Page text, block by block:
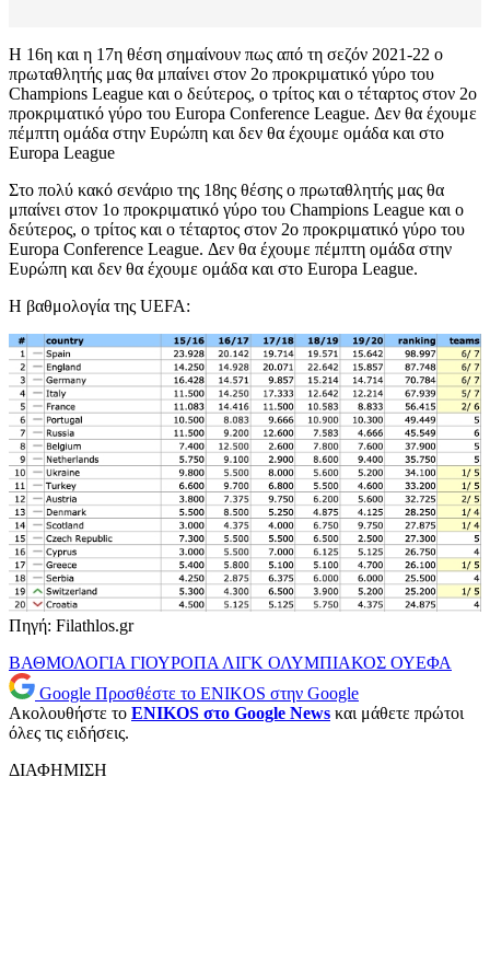
Η 16η και η 17η θέση σημαίνουν πως από τη σεζόν 2021-22 ο
πρωταθλητής μας θα μπαίνει στον 2ο προκριματικό γύρο του
Champions League και ο δεύτερος, ο τρίτος και ο τέταρτος στον 2ο
προκριματικό γύρο του Europa Conference League. Δεν θα έχουμε
πέμπτη ομάδα στην Ευρώπη και δεν θα έχουμε ομάδα και στο
Europa League
Στο πολύ κακό σενάριο της 18ης θέσης ο πρωταθλητής μας θα
μπαίνει στον 1ο προκριματικό γύρο του Champions League και ο
δεύτερος, ο τρίτος και ο τέταρτος στον 2ο προκριματικό γύρο του
Europa Conference League. Δεν θα έχουμε πέμπτη ομάδα στην
Ευρώπη και δεν θα έχουμε ομάδα και στο Europa League.
Η βαθμολογία της UEFA:
Πηγή: Filathlos.gr
ΒΑΘΜΟΛΟΓΙΑ ΓΙΟΥΡΟΠΑ ΛΙΓΚ ΟΛΥΜΠΙΑΚΟΣ ΟΥΕΦΑ
Google Προσθέστε το ENIKOS στην Google
Ακολουθήστε το ENIKOS στο Google News και μάθετε πρώτοι
όλες τις ειδήσεις.
ΔΙΑΦΗΜΙΣΗ